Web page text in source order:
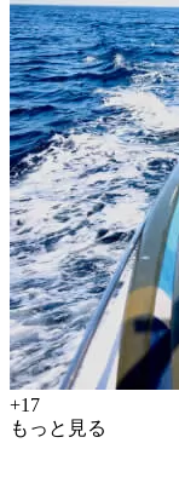
+17
もっと見る